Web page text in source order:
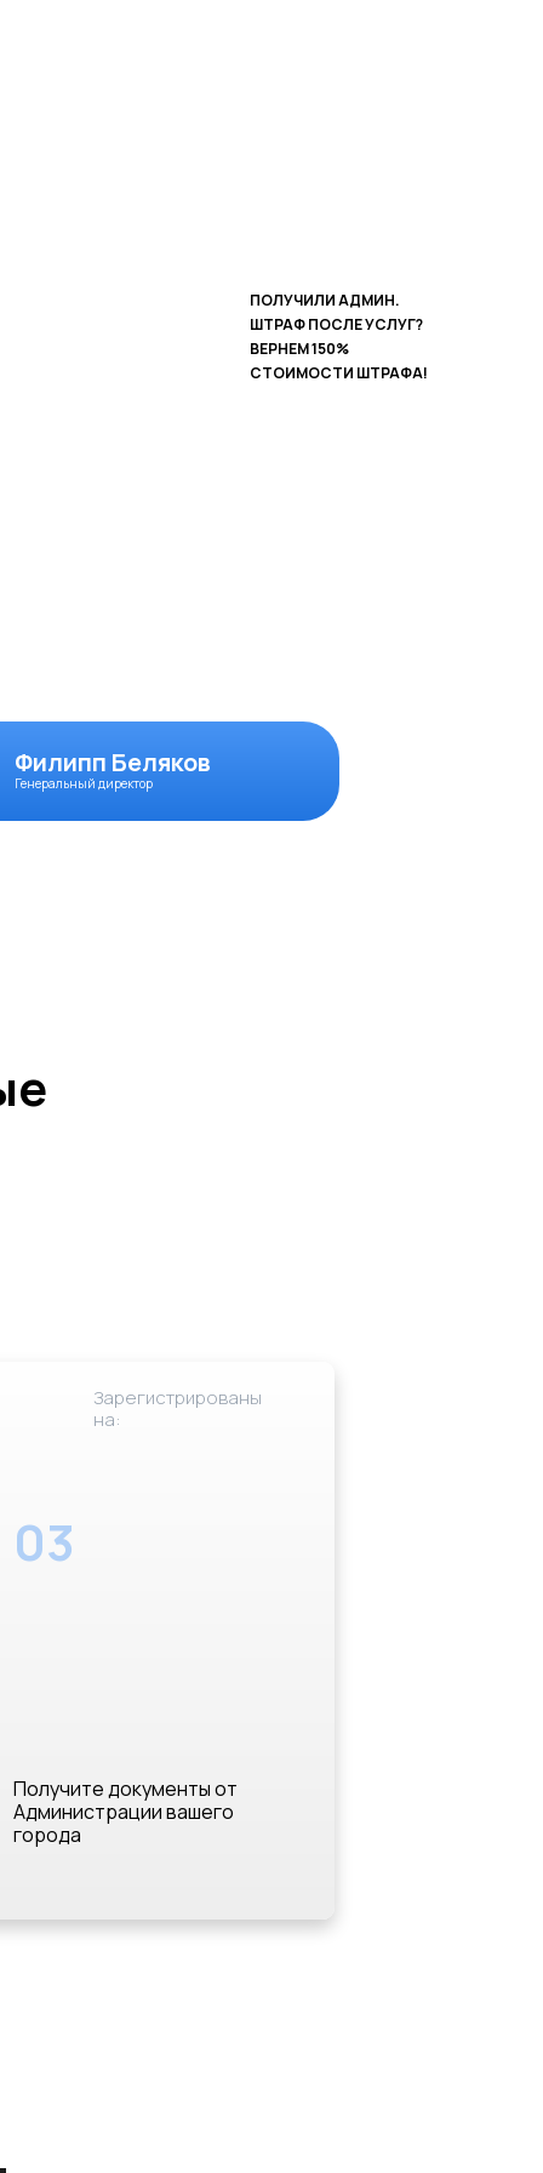
ПОЛУЧИЛИ АДМИН.
ШТРАФ ПОСЛЕ УСЛУГ?
ВЕРНЕМ 150%
СТОИМОСТИ ШТРАФА!
Генеральный директор
Филипп Беляков
Зарегистрированы
на:
03
Получите документы от
Администрации вашего
города